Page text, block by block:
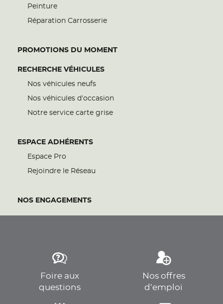
Peinture
Réparation Carrosserie
PROMOTIONS DU MOMENT
RECHERCHE VÉHICULES
Nos véhicules neufs
Nos véhicules d’occasion
Notre service carte grise
ESPACE ADHÉRENTS
Espace Pro
Rejoindre le Réseau
NOS ENGAGEMENTS
Foire aux
questions
Nos offres
d’emploi